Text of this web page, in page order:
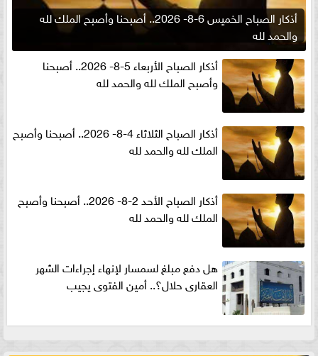
أذكار الصباح الخميس 6-8- 2026.. أصبحنا وأصبح الملك لله
والحمد لله
أذكار الصباح الأربعاء 5-8- 2026.. أصبحنا
وأصبح الملك لله والحمد لله
أذكار الصباح الثلاثاء 4-8- 2026.. أصبحنا وأصبح
الملك لله والحمد لله
أذكار الصباح الأحد 2-8- 2026.. أصبحنا وأصبح
الملك لله والحمد لله
هل دفع مبلغ لسمسار لإنهاء إجراءات الشهر
العقارى حلال؟.. أمين الفتوى يجيب